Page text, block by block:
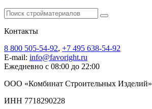
Контакты
8 800 505-54-92, +7 495 638-54-92
E-mail: info@favoright.ru
Ежедневно с 08:00 до 22:00
ООО «Комбинат Строительных Изделий»
ИНН 7718290228